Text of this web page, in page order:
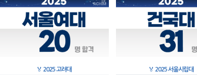
🏅 2025 고려대 🏅 2025 서울시립대